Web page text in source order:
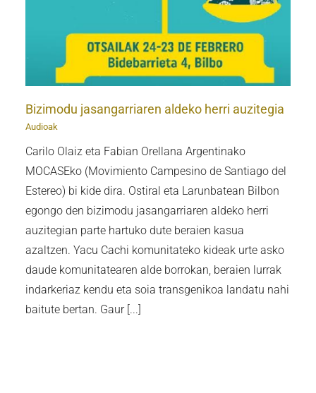
Bizimodu jasangarriaren aldeko herri auzitegia
Audioak
Carilo Olaiz eta Fabian Orellana Argentinako
MOCASEko (Movimiento Campesino de Santiago del
Estereo) bi kide dira. Ostiral eta Larunbatean Bilbon
egongo den bizimodu jasangarriaren aldeko herri
auzitegian parte hartuko dute beraien kasua
azaltzen. Yacu Cachi komunitateko kideak urte asko
daude komunitatearen alde borrokan, beraien lurrak
indarkeriaz kendu eta soia transgenikoa landatu nahi
baitute bertan. Gaur [...]